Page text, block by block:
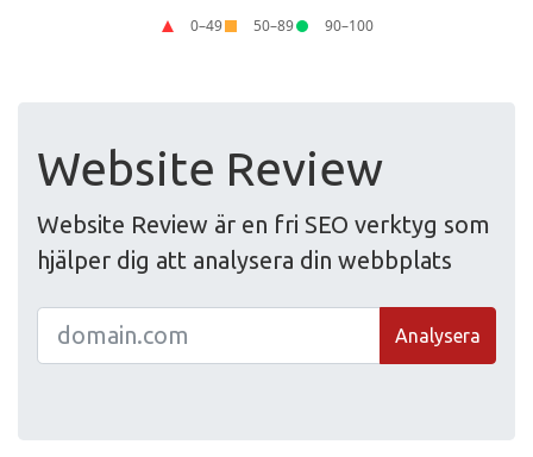
Website Review
Website Review är en fri SEO verktyg som
hjälper dig att analysera din webbplats
Analysera